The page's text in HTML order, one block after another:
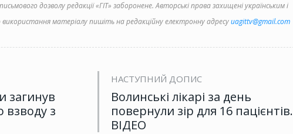
дозволу редакції «ГІТ» заборонене. Авторські права захищені українським і
матеріалу пишіть на редакційну електронну адресуuagittv@gmail.com
загинув
взводу з
НАСТУПНИЙ ДОПИС
Волинські лікарі за день
повернули зір для 16 пацієнтів.
ВІДЕО